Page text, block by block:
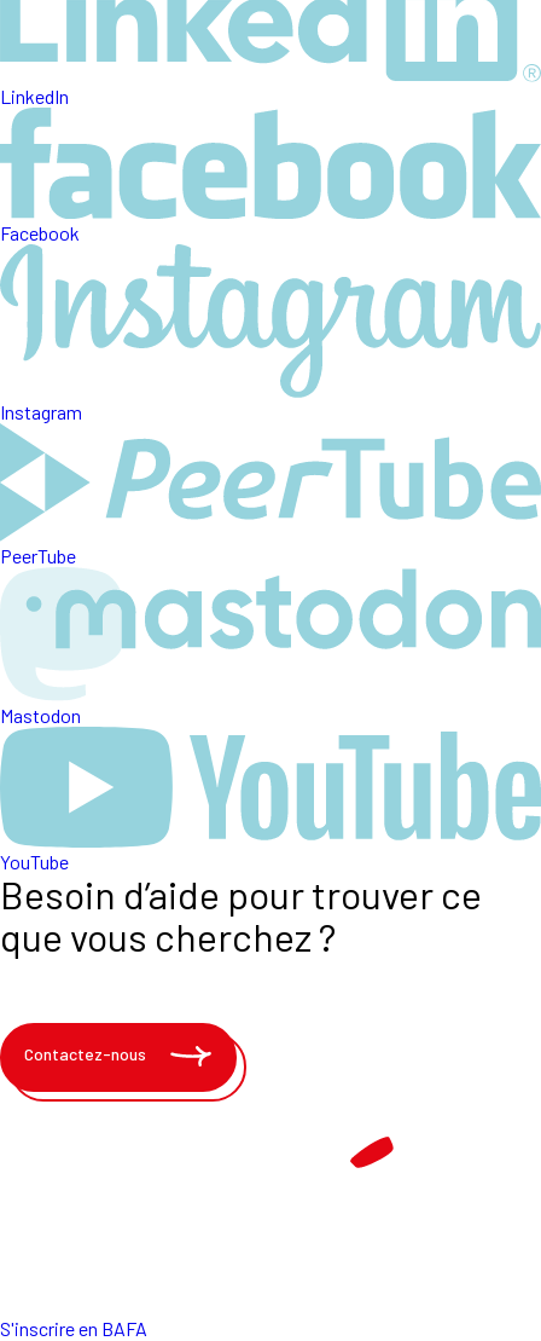
LinkedIn
Facebook
Instagram
PeerTube
Mastodon
YouTube
Besoin d’aide pour trouver ce
que vous cherchez ?
Contactez-nous
S'inscrire en BAFA